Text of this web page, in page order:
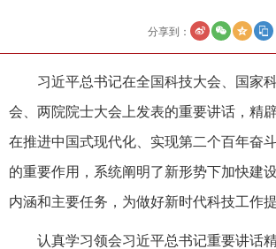
分享到：
习近平总书记在全国科技大会、国家
会、两院院士大会上发表的重要讲话，精
在推进中国式现代化、实现第二个百年奋
的重要作用，系统阐明了新形势下加快建
内涵和主要任务，为做好新时代科技工作
认真学习领会习近平总书记重要讲话